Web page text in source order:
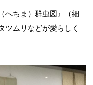
へちま）群虫図』（細
ツムリなどが愛らしく